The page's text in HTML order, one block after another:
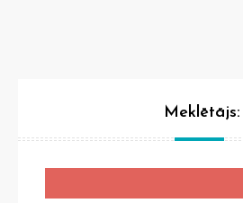
Meklētājs: